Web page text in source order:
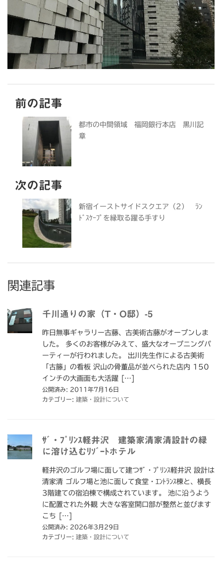
前の記事
都市の中間領域 福岡銀行本店 黒川記
章
次の記事
新宿イーストサイドスクエア（2） ﾗﾝ
ﾄﾞｽｹｰﾌﾟを縁取る躍る手すり
関連記事
千川通りの家（T・O邸）-5
昨日無事ギャラリー古藤、古美術古藤がオープンしま
した。 多くのお客様がみえて、盛大なオープニングパ
ーティーが行われました。 出川先生作による古美術
「古籐」の看板 沢山の骨董品が並べられた店内 150
インチの大画面も大活躍 […]
公開済み: 2011年7月16日
カテゴリー: 建築・設計について
ｻﾞ・ﾌﾟﾘﾝｽ軽井沢 建築家清家清設計の緑
に溶け込むﾘｿﾞｰﾄホテル
軽井沢のゴルフ場に面して建つｻﾞ・ﾌﾟﾘﾝｽ軽井沢 設計は
清家清 ゴルフ場と池に面して食堂・ｴﾝﾄﾗﾝｽ棟と、横長
3階建ての宿泊棟で構成されています。 池に沿うよう
に配置された外観 大きな客室開口部が整然と並びます
こち […]
公開済み: 2026年3月29日
カテゴリー: 建築・設計について